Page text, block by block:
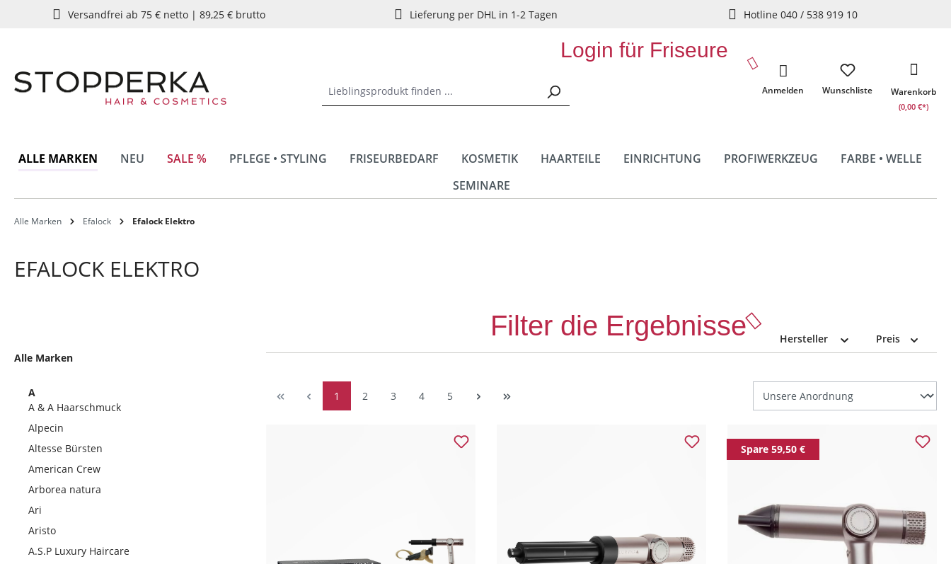
Zur Hauptnavigation springen
Versandfrei ab 75 € netto | 89,25 € brutto Lieferung per DHL in 1-2 Tagen Hotline 040 / 538 919 10
Login für Friseure
Wunschliste
Anmelden Warenkorb
(0,00 €*)
ALLE MARKEN NEU SALE % PFLEGE • STYLING FRISEURBEDARF KOSMETIK HAARTEILE EINRICHTUNG PROFIWERKZEUG
FARBE • WELLE
SEMINARE
Alle Marken Efalock Efalock Elektro
EFALOCK ELEKTRO
Alle Marken
A
A & A Haarschmuck
Alpecin
Altesse Bürsten
American Crew
Arborea natura
Ari
Aristo
A.S.P Luxury Haircare
Filter die Ergebnisse Hersteller Preis
1 2 3 4 5
Spare 59,50 €